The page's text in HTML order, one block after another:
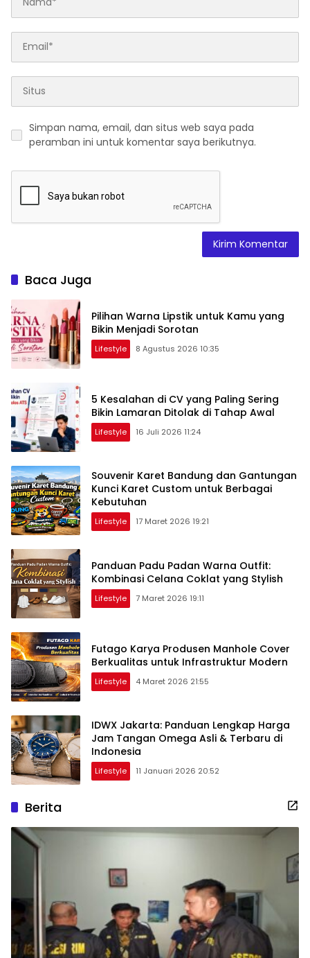
Simpan nama, email, dan situs web saya pada
peramban ini untuk komentar saya berikutnya.
Baca Juga
Pilihan Warna Lipstik untuk Kamu yang
Bikin Menjadi Sorotan
Lifestyle 8 Agustus 2026 10:35
5 Kesalahan di CV yang Paling Sering
Bikin Lamaran Ditolak di Tahap Awal
Lifestyle 16 Juli 2026 11:24
Souvenir Karet Bandung dan Gantungan
Kunci Karet Custom untuk Berbagai
Kebutuhan
Lifestyle 17 Maret 2026 19:21
Panduan Padu Padan Warna Outfit:
Kombinasi Celana Coklat yang Stylish
Lifestyle 7 Maret 2026 19:11
Futago Karya Produsen Manhole Cover
Berkualitas untuk Infrastruktur Modern
Lifestyle 4 Maret 2026 21:55
IDWX Jakarta: Panduan Lengkap Harga
Jam Tangan Omega Asli & Terbaru di
Indonesia
Lifestyle 11 Januari 2026 20:52
Berita